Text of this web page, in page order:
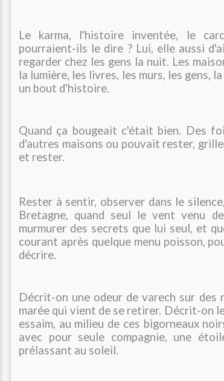
Le karma, l'histoire inventée, le
pourraient-ils le dire ? Lui, elle aussi
regarder chez les gens la nuit. Les
la lumière, les livres, les murs, les gens,
un bout d'histoire.
Quand ça bougeait c'était bien. Des
d'autres maisons ou pouvait rester,
et rester.
Rester à sentir, observer dans le
Bretagne, quand seul le vent venu
murmurer des secrets que lui seul, et
courant après quelque menu poisson,
décrire.
Décrit-on une odeur de varech sur des
marée qui vient de se retirer. Décrit-on
essaim, au milieu de ces bigorneaux
avec pour seule compagnie, une
prélassant au soleil.